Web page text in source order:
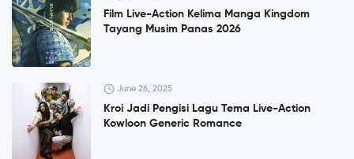
Film Live-Action Kelima Manga Kingdom
Tayang Musim Panas 2026
June 26, 2025
Kroi Jadi Pengisi Lagu Tema Live-Action
Kowloon Generic Romance